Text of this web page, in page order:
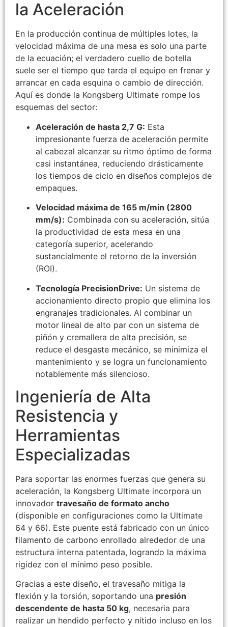
la Aceleración
En la producción continua de múltiples lotes, la
velocidad máxima de una mesa es solo una parte
de la ecuación; el verdadero cuello de botella
suele ser el tiempo que tarda el equipo en frenar y
arrancar en cada esquina o cambio de dirección.
Aquí es donde la Kongsberg Ultimate rompe los
esquemas del sector:
Aceleración de hasta 2,7 G: Esta
impresionante fuerza de aceleración permite
al cabezal alcanzar su ritmo óptimo de forma
casi instantánea, reduciendo drásticamente
los tiempos de ciclo en diseños complejos de
empaques.
Velocidad máxima de 165 m/min (2800
mm/s): Combinada con su aceleración, sitúa
la productividad de esta mesa en una
categoría superior, acelerando
sustancialmente el retorno de la inversión
(ROI).
Tecnología PrecisionDrive: Un sistema de
accionamiento directo propio que elimina los
engranajes tradicionales. Al combinar un
motor lineal de alto par con un sistema de
piñón y cremallera de alta precisión, se
reduce el desgaste mecánico, se minimiza el
mantenimiento y se logra un funcionamiento
notablemente más silencioso.
Ingeniería de Alta
Resistencia y
Herramientas
Especializadas
Para soportar las enormes fuerzas que genera su
aceleración, la Kongsberg Ultimate incorpora un
innovador travesaño de formato ancho
(disponible en configuraciones como la Ultimate
64 y 66). Este puente está fabricado con un único
filamento de carbono enrollado alrededor de una
estructura interna patentada, logrando la máxima
rigidez con el mínimo peso posible.
Gracias a este diseño, el travesaño mitiga la
flexión y la torsión, soportando una presión
descendente de hasta 50 kg, necesaria para
realizar un hendido perfecto y nítido incluso en los